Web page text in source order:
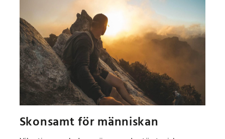
Skonsamt för människan